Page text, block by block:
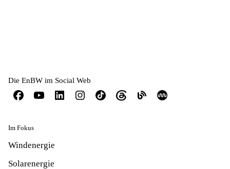
Die EnBW im Social Web
Im Fokus
Windenergie
Solarenergie